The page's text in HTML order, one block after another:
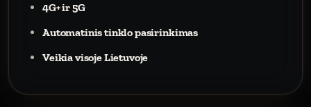
4G+ ir 5G
Automatinis tinklo pasirinkimas
Veikia visoje Lietuvoje